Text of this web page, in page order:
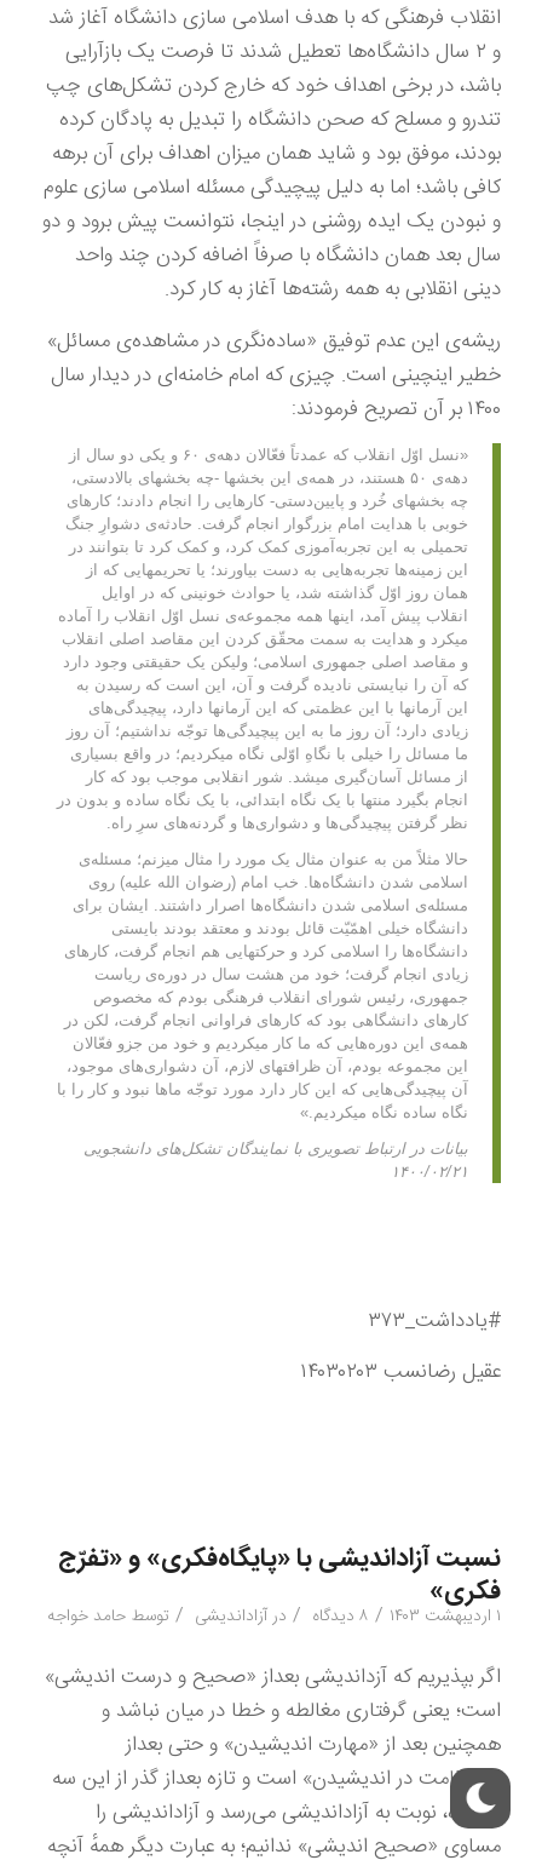
انقلاب فرهنگی که با هدف اسلامی سازی دانشگاه آغاز شد
و ۲ سال دانشگاه‌ها تعطیل شدند تا فرصت یک بازآرایی
باشد، در برخی اهداف خود که خارج کردن تشکل‌های چپ
تندرو و مسلح که صحن دانشگاه را تبدیل به پادگان کرده
بودند، موفق بود و شاید همان میزان اهداف برای آن برهه
کافی باشد؛ اما به دلیل پیچیدگی مسئله اسلامی سازی علوم
و نبودن یک ایده روشنی در اینجا، نتوانست پیش برود و دو
سال بعد همان دانشگاه با صرفاً اضافه کردن چند واحد
دینی انقلابی به همه رشته‌ها آغاز به کار کرد.
ریشه‌ی این عدم توفیق «ساده‌نگری در مشاهده‌ی مسائل»
خطیر اینچینی است. چیزی که امام خامنه‌ای در دیدار سال
۱۴۰۰ بر آن تصریح فرمودند:
«نسل اوّل انقلاب که عمدتاً فعّالان دهه‌ی ۶۰ و یکی دو سال از
دهه‌ی ۵۰ هستند، در همه‌ی این بخشها -چه بخشهای بالادستی،
چه بخشهای خُرد و پایین‌دستی- کارهایی را انجام دادند؛ کارهای
خوبی با هدایت امام بزرگوار انجام گرفت. حادثه‌ی دشوارِ جنگ
تحمیلی به این تجربه‌آموزی کمک کرد، و کمک کرد تا بتوانند در
این زمینه‌ها تجربه‌هایی به دست بیاورند؛ یا تحریمهایی که از
همان روز اوّل گذاشته شد، یا حوادث خونینی که در اوایل
انقلاب پیش آمد، اینها همه مجموعه‌ی نسل اوّل انقلاب را آماده
میکرد و هدایت به سمت محقّق کردن این مقاصد اصلی انقلاب
و مقاصد اصلی جمهوری اسلامی؛ ولیکن یک حقیقتی وجود دارد
که آن را نبایستی نادیده گرفت و آن، این است که رسیدن به
این آرمانها با این عظمتی که این آرمانها دارد، پیچیدگی‌های
زیادی دارد؛ آن روز ما به این پیچیدگی‌ها توجّه نداشتیم؛ آن روز
ما مسائل را خیلی با نگاهِ اوّلی نگاه میکردیم؛ در واقع بسیاری
از مسائل آسان‌گیری میشد. شور انقلابی موجب بود که کار
انجام بگیرد منتها با یک نگاه ابتدائی، با یک نگاه ساده و بدون در
نظر گرفتن پیچیدگی‌ها و دشواری‌ها و گردنه‌های سرِ راه.
حالا مثلاً‌ من به عنوان مثال یک مورد را مثال میزنم؛ مسئله‌ی
اسلامی شدن دانشگاه‌ها. خب امام (رضوان الله علیه) روی
مسئله‌ی اسلامی شدن دانشگاه‌ها اصرار داشتند. ایشان برای
دانشگاه‌ خیلی اهمّیّت قائل بودند و معتقد بودند بایستی
دانشگاه‌ها را اسلامی کرد و حرکتهایی هم انجام گرفت، کارهای
زیادی انجام گرفت؛ خود من هشت سال در دوره‌ی ریاست
جمهوری، رئیس شورای انقلاب فرهنگی بودم که مخصوص
کارهای دانشگاهی بود که کارهای فراوانی انجام گرفت، لکن در
همه‌ی این دوره‌هایی که ما کار میکردیم و خود من جزو فعّالان
این مجموعه بودم، آن ظرافتهای لازم، آن دشواری‌های موجود،‌
آن پیچیدگی‌هایی که این کار دارد مورد توجّه ماها نبود و کار را با
نگاه ساده نگاه میکردیم.»
بیانات در ارتباط تصویری با نمایندگان تشکل‌های دانشجویی
۱۴۰۰/۰۲/۲۱
#یادداشت_۳۷۳
عقیل رضانسب ۱۴۰۳۰۲۰۳
نسبت آزاداندیشی با «پایگاه‌فکری» و «تفرّج
فکری»
۱ اردیبهشت ۱۴۰۳ / ۸ دیدگاه / در آزاداندیشی / توسط حامد خواجه
اگر بپذیریم که آزداندیشی بعداز «صحیح و درست اندیشی»
است؛ یعنی گرفتاری‌ مغالطه و خطا در میان نباشد و
همچنین بعد از «مهارت اندیشیدن» و حتی بعداز
«استقامت در اندیشیدن» است و تازه بعداز گذر از این سه
منزلگاه، نوبت به آزاداندیشی می‌رسد و آزاداندیشی را
مساوی «صحیح اندیشی» ندانیم؛ به عبارت دیگر همهٔ آنچه